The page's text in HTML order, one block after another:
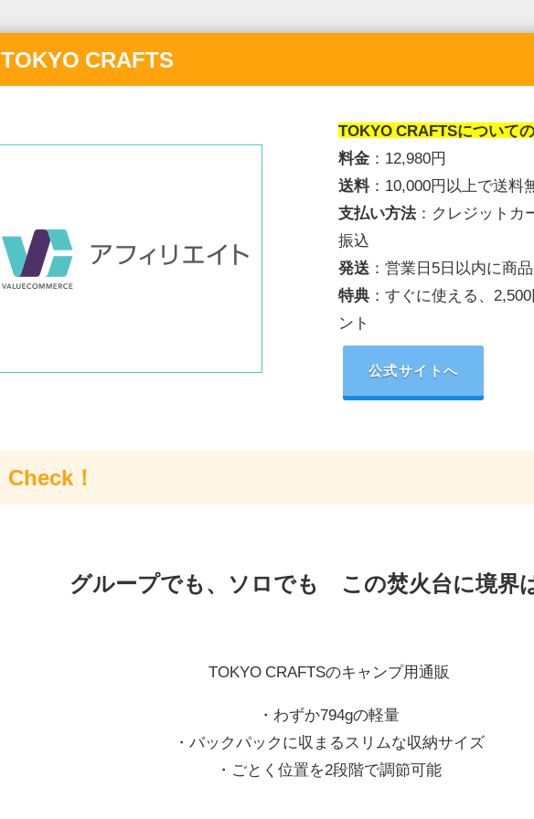
TOKYO CRAFTS
TOKYO CRAFTSについて
料金：12,980円
送料：10,000円以上で送料
支払い方法：クレジットカ
振込
発送 ： 営業日5日以内に商
特典：すぐに使える、
ント
公式サイトへ
Check！
グループでも、ソロでも この焚火台に境界
TOKYO CRAFTSのキャンプ用通販
・わずか794gの軽量
・バックパックに収まるスリムな収納サイズ
・ごとく位置を2段階で調節可能